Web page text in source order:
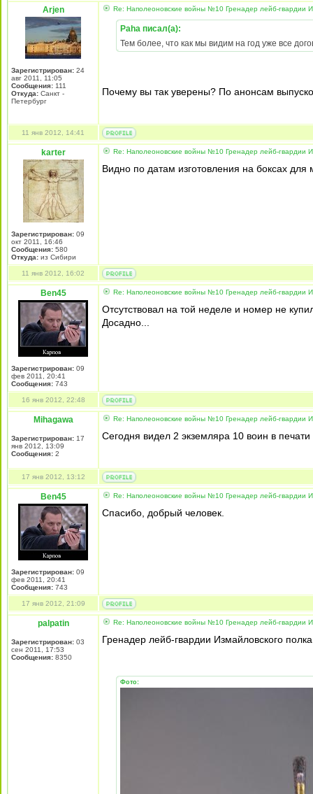
Arjen
Зарегистрирован: 24
авг 2011, 11:05
Сообщения: 111
Откуда: Санкт -
Петербург
Re: Наполеоновские войны №10 Гренадер лейб-гвардии
Paha писал(а):
Тем более, что как мы видим на год уже все
Почему вы так уверены? По анонсам
11 янв 2012, 14:41
karter
Зарегистрирован: 09
окт 2011, 16:46
Сообщения: 580
Откуда: из Сибири
Re: Наполеоновские войны №10 Гренадер лейб-гвардии
Видно по датам изготовления на боксах
11 янв 2012, 16:02
Ben45
Зарегистрирован: 09
фев 2011, 20:41
Сообщения: 743
Re: Наполеоновские войны №10 Гренадер лейб-гвардии
Отсутствовал на той неделе и номер не
Досадно...
16 янв 2012, 22:48
Mihagawa
Зарегистрирован: 17
янв 2012, 13:09
Сообщения: 2
Re: Наполеоновские войны №10 Гренадер лейб-гвардии
Сегодня видел 2 экземляра 10 воин в
17 янв 2012, 13:12
Ben45
Зарегистрирован: 09
фев 2011, 20:41
Сообщения: 743
Re: Наполеоновские войны №10 Гренадер лейб-гвардии
Спасибо, добрый человек.
17 янв 2012, 21:09
palpatin
Зарегистрирован: 03
сен 2011, 17:53
Сообщения: 8350
Re: Наполеоновские войны №10 Гренадер лейб-гвардии
Гренадер лейб-гвардии Измайловского
Фото: